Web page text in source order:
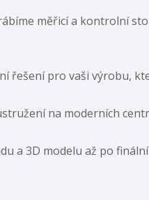
měřicí a kontrolní
řešení pro vaši výrobu,
na moderních
a 3D modelu až po finální